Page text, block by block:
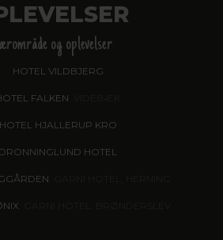
og oplevelser
HOTEL VILDBJERG
FALKEN
HOTEL HJALLERUP KRO
DRONNINGLUND HOTEL